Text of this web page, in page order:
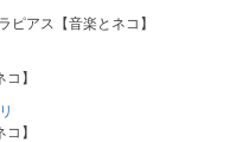
ピアス【音楽とネコ】
】
】